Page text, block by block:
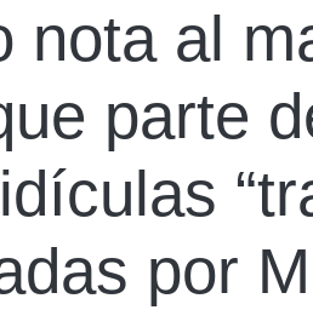
nota al
parte
por